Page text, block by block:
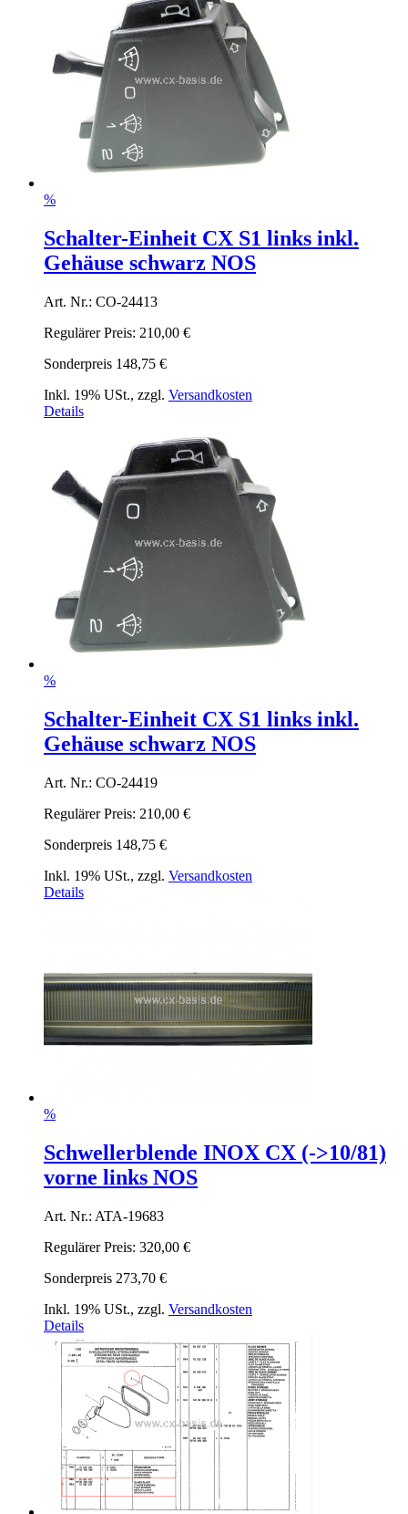
%
Schalter-Einheit CX S1 links inkl.
Gehäuse schwarz NOS
Art. Nr.: CO-24413
Regulärer Preis: 210,00 €
Sonderpreis 148,75 €
Inkl. 19% USt., zzgl. Versandkosten
Details
%
Schalter-Einheit CX S1 links inkl.
Gehäuse schwarz NOS
Art. Nr.: CO-24419
Regulärer Preis: 210,00 €
Sonderpreis 148,75 €
Inkl. 19% USt., zzgl. Versandkosten
Details
%
Schwellerblende INOX CX (->10/81)
vorne links NOS
Art. Nr.: ATA-19683
Regulärer Preis: 320,00 €
Sonderpreis 273,70 €
Inkl. 19% USt., zzgl. Versandkosten
Details